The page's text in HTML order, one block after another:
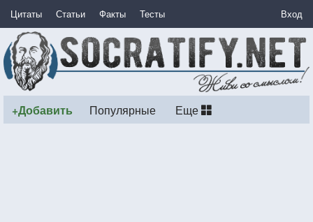
Цитаты Статьи Факты Тесты Вход
+Добавить Популярные Еще